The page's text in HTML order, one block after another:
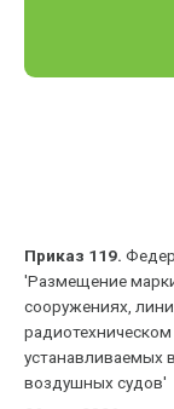
Приказ 119.
'Размещение
сооружениях,
устанавливаемых
воздушных судов'